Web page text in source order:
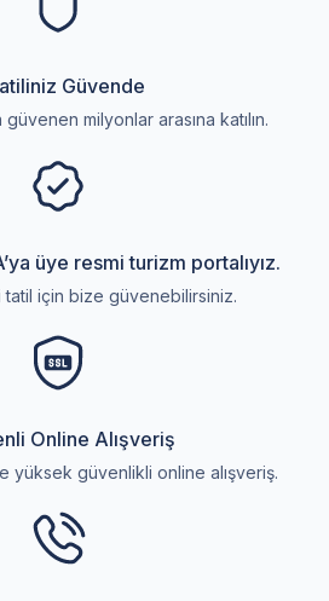
Güvende
milyonlar arasına katılın.
üye resmi turizm portalıyız.
için bize güvenebilirsiniz.
Online Alışveriş
yüksek güvenlikli online alışveriş.